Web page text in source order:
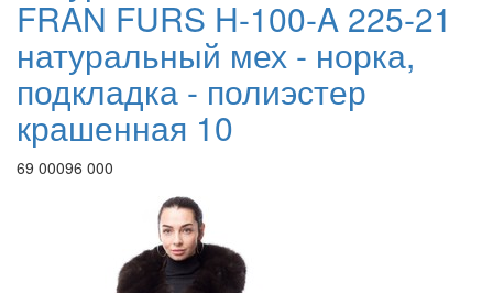
FRAN FURS H-100-A 225-21
натуральный мех - норка,
подкладка - полиэстер
крашенная 10
69 00096 000